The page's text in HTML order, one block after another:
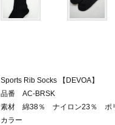
Sports Rib Socks 【DEVOA】
品番 AC-BRSK
素材 綿38％ ナイロン23％ ポ
カラー